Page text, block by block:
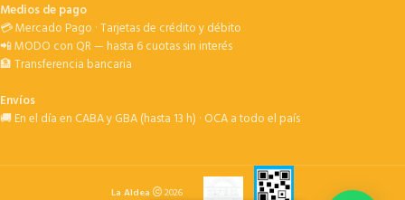
Medios de pago
💳 Mercado Pago · Tarjetas de crédito y débito
📲 MODO con QR — hasta 6 cuotas sin interés
🏦 Transferencia bancaria
Envíos
🚚 En el día en CABA y GBA (hasta 13 h) · OCA a todo el país
La Aldea 2026